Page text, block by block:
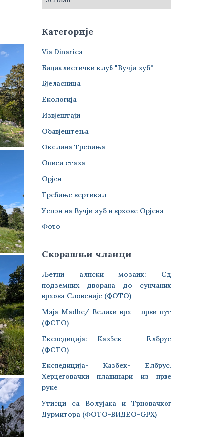
Категорије
Via Dinarica
Бициклистички клуб "Вучји зуб"
Бјеласница
Екологија
Извјештаји
Обавјештења
Околина Требиња
Описи стаза
Орјен
Требиње вертикал
Успон на Вучји зуб и врхове Орјена
Фото
Скорашњи чланци
Љетни алпски мозаик: Од
подземних дворана до сунчаних
врхова Словеније (ФОТО)
Maja Madhe/ Велики врх – први пут
(ФОТО)
Експедиција: Казбек – Елбрус
(ФОТО)
Експедиција- Казбек- Елбрус.
Херцеговачки планинари из прве
руке
Утисци са Волујака и Трновачког
Дурмитора (ФОТО-ВИДЕО-GPX)